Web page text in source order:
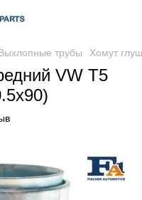
трубы Хомут
VW T5